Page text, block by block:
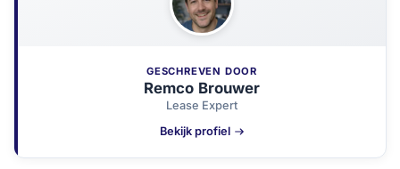
GESCHREVEN DOOR
Remco Brouwer
Lease Expert
Bekijk profiel